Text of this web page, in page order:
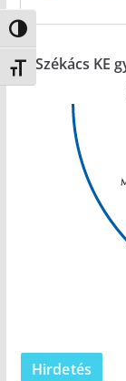
Nagy kontraszt
Betűméret váltása
Székács KE
Hirdetés